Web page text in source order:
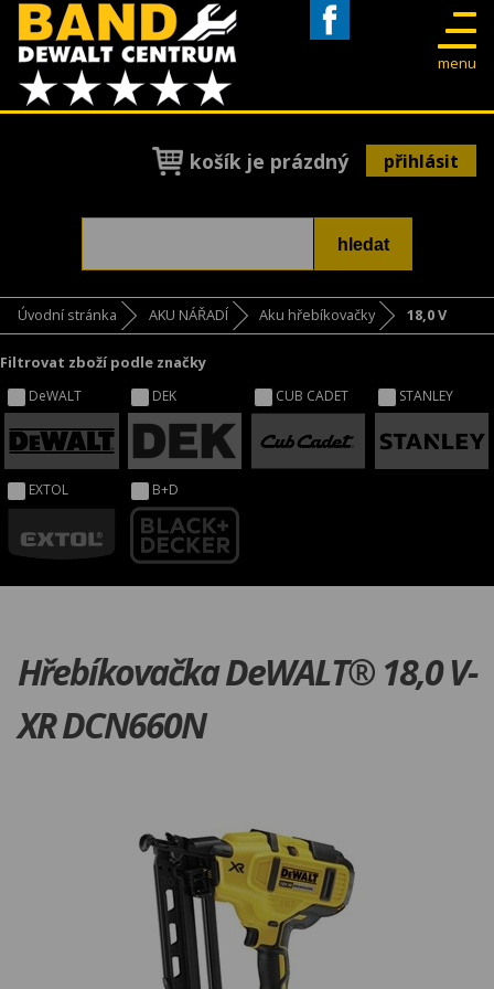
menu
košík je prázdný přihlásit
Úvodní stránka AKU NÁŘADÍ Aku hřebíkovačky 18,0 V
Filtrovat zboží podle značky
DeWALT DEK CUB CADET STANLEY
EXTOL B+D
Hřebíkovačka DeWALT® 18,0 V-
XR DCN660N